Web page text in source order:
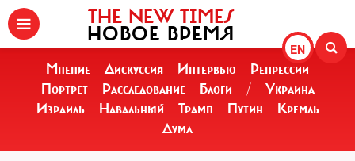
EN
THE NEW TIMES
НОВОЕ ВРЕМЯ
Мнение Дискуссия Интервью
Репрессии
Портрет
Расследование Блоги /
Украина
Израиль
Навальный Трамп Путин
Кремль
Дума